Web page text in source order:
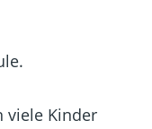
viele Kinder